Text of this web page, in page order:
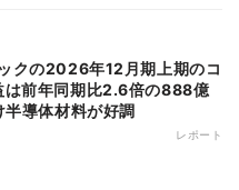
は前年同期比2.6倍の888億
半導体材料が好調
レポート